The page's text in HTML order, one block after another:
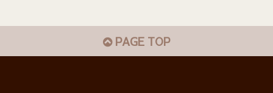
PAGE TOP